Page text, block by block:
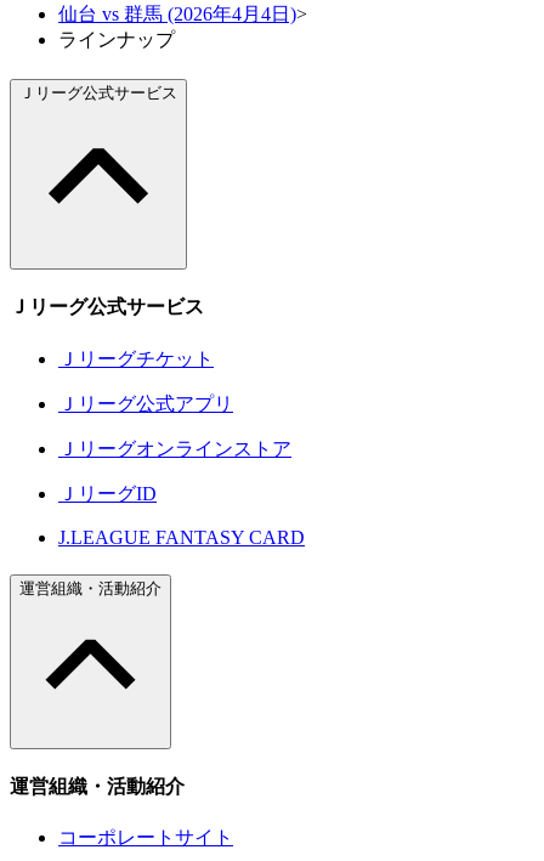
仙台 vs 群馬 (2026年4月4日)>
ラインナップ
Ｊリーグ公式サービス
Ｊリーグ公式サービス
Ｊリーグチケット
Ｊリーグ公式アプリ
Ｊリーグオンラインストア
ＪリーグID
J.LEAGUE FANTASY CARD
運営組織・活動紹介
運営組織・活動紹介
コーポレートサイト